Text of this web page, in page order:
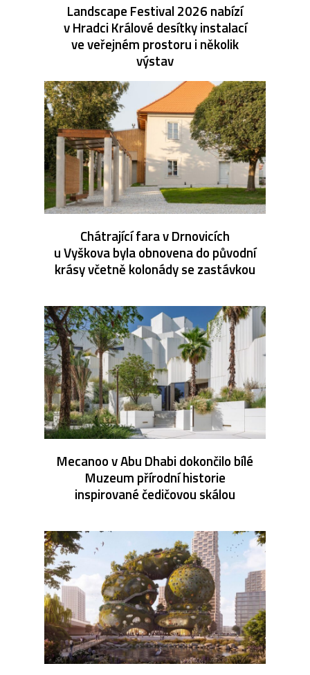
Landscape Festival 2026 nabízí
v Hradci Králové desítky instalací
ve veřejném prostoru i několik
výstav
Chátrající fara v Drnovicích
u Vyškova byla obnovena do původní
krásy včetně kolonády se zastávkou
Mecanoo v Abu Dhabi dokončilo bílé
Muzeum přírodní historie
inspirované čedičovou skálou